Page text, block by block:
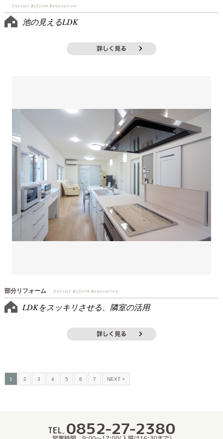
Partial Reform Renovation
池の見えるLDK
部分リフォーム Partial Reform Renovation
LDKをスッキリさせる、隣室の活用
1 2 3 4 5 6 7 NEXT >